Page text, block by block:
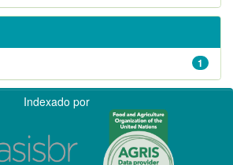
1
Indexado por